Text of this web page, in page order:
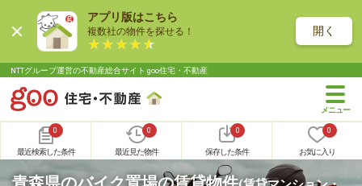
アプリ版はこちら
複数社の物件を探せる！ 開く
NTTグループ運営の不動産総合サイト goo住宅・不動産
0
最近検索した条件
0
最近見た物件
0
保存した条件
0
お気に入り